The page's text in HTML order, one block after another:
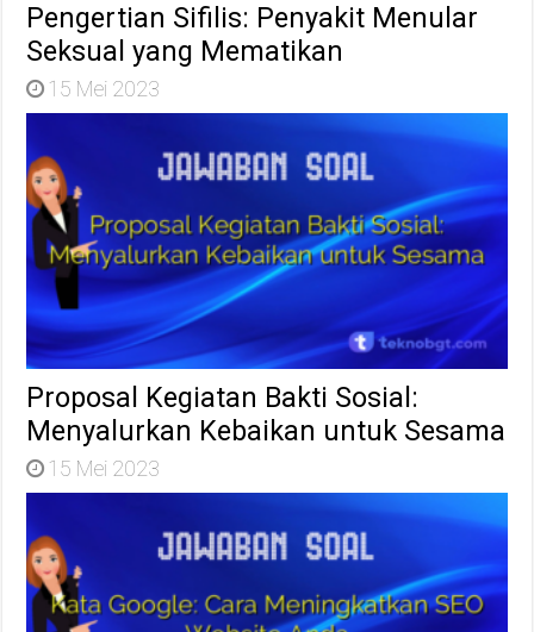
Pengertian Sifilis: Penyakit Menular
Seksual yang Mematikan
15 Mei 2023
Proposal Kegiatan Bakti Sosial:
Menyalurkan Kebaikan untuk Sesama
15 Mei 2023